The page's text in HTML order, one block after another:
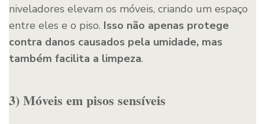
niveladores elevam os móveis, criando um espaço
entre eles e o piso. Isso não apenas protege
contra danos causados pela umidade, mas
também facilita a limpeza.
3) Móveis em pisos sensíveis